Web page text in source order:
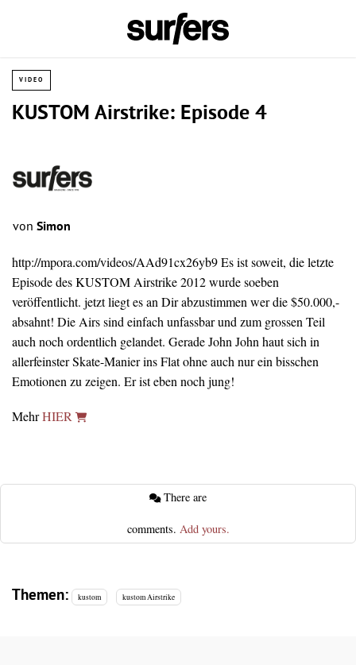
VIDEO
KUSTOM Airstrike: Episode 4
von Simon
http://mpora.com/videos/AAd91cx26yb9 Es ist soweit, die letzte
Episode des KUSTOM Airstrike 2012 wurde soeben
veröffentlicht. jetzt liegt es an Dir abzustimmen wer die $50.000,-
absahnt! Die Airs sind einfach unfassbar und zum grossen Teil
auch noch ordentlich gelandet. Gerade John John haut sich in
allerfeinster Skate-Manier ins Flat ohne auch nur ein bisschen
Emotionen zu zeigen. Er ist eben noch jung!
MehrHIER
comments. Add yours.
Themen: kustom kustom Airstrike